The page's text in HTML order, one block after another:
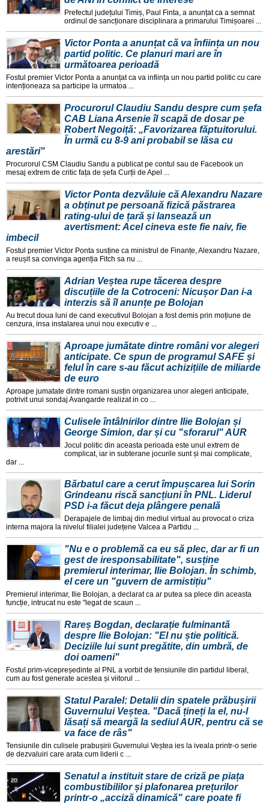
Prefectul județului Timiș, Paul Finta, a anunțat ca a semnat
ordinul de sancționare disciplinara a primarului Timișoarei ...
Victor Ponta a anunțat că va înființa un nou
partid politic. Ce planuri mari are în
următoarea perioadă
Fostul premier Victor Ponta a anunțat ca va inființa un nou partid politic cu care
intenționeaza sa participe la urmatoa ...
Procurorul Claudiu Sandu despre cum șefa
CAB Liana Arsenie îl scapă de dosar pe
Robert Negoiță: „Favorizarea făptuitorului.
În urmă cu 8-9 ani probabil se lăsa cu
arestări"
Procurorul CSM Claudiu Sandu a publicat pe contul sau de Facebook un
mesaj extrem de critic fața de șefa Curții de Apel ...
Victor Ponta dezvăluie că Alexandru Nazare
a obținut pe persoană fizică păstrarea
rating-ului de țară și lansează un
avertisment: Acel cineva este fie naiv, fie
imbecil
Fostul premier Victor Ponta susține ca ministrul de Finanțe, Alexandru Nazare,
a reușit sa convinga agenția Fitch sa nu ...
Adrian Veștea rupe tăcerea despre
discuțiile de la Cotroceni: Nicușor Dan i-a
interzis să îl anunțe pe Bolojan
Au trecut doua luni de cand executivul Bolojan a fost demis prin moțiune de
cenzura, insa instalarea unui nou executiv e ...
Aproape jumătate dintre români vor alegeri
anticipate. Ce spun de programul SAFE și
felul în care s-au făcut achizițiile de miliarde
de euro
Aproape jumatate dintre romani susțin organizarea unor alegeri anticipate,
potrivit unui sondaj Avangarde realizat in co ...
Culisele întâlnirilor dintre Ilie Bolojan și
George Simion, dar și cu "sforarul" AUR
Jocul politic din aceasta perioada este unul extrem de
complicat, iar in subterane jocurile sunt și mai complicate,
dar ...
Bărbatul care a cerut împușcarea lui Sorin
Grindeanu riscă sancțiuni în PNL. Liderul
PSD i-a făcut deja plângere penală
Derapajele de limbaj din mediul virtual au provocat o criza
interna majora la nivelul filialei județene Valcea a Partidu ...
"Nu e o problemă ca eu să plec, dar ar fi un
gest de iresponsabilitate", susține
premierul interimar, Ilie Bolojan. În schimb,
el cere un "guvern de armistițiu"
Premierul interimar, Ilie Bolojan, a declarat ca ar putea sa plece din aceasta
funcție, intrucat nu este "legat de scaun ...
Rareș Bogdan, declarație fulminantă
despre Ilie Bolojan: "El nu știe politică.
Deciziile lui sunt pregătite, din umbră, de
doi oameni"
Fostul prim-vicepreședinte al PNL a vorbit de tensiunile din partidul liberal,
cum au fost generate acestea și viitorul ...
Statul Paralel: Detalii din spatele prăbușirii
Guvernului Veștea. "Dacă țineți la el, nu-l
lăsați să meargă la sediul AUR, pentru că se
va face de râs"
Tensiunile din culisele prabușirii Guvernului Veștea ies la iveala printr-o serie
de dezvaluiri care arata cum liderii c ...
Senatul a instituit stare de criză pe piața
combustibililor și plafonarea prețurilor
printr-o „acciză dinamică" care poate fi